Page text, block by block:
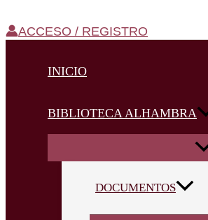
ACCESO / REGISTRO
INICIO
BIBLIOTECA ALHAMBRA
DOCUMENTOS